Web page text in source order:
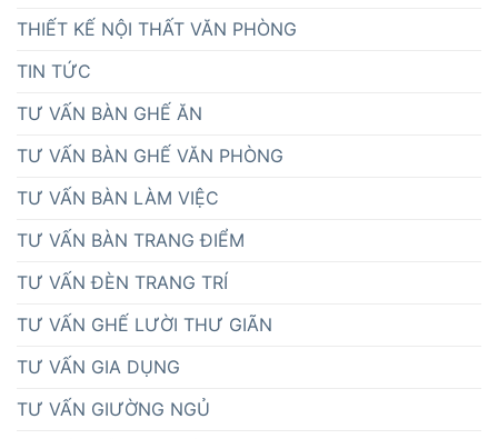
THIẾT KẾ NỘI THẤT VĂN PHÒNG
TIN TỨC
TƯ VẤN BÀN GHẾ ĂN
TƯ VẤN BÀN GHẾ VĂN PHÒNG
TƯ VẤN BÀN LÀM VIỆC
TƯ VẤN BÀN TRANG ĐIỂM
TƯ VẤN ĐÈN TRANG TRÍ
TƯ VẤN GHẾ LƯỜI THƯ GIÃN
TƯ VẤN GIA DỤNG
TƯ VẤN GIƯỜNG NGỦ